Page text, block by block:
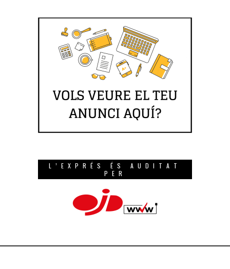
L’EXPRÉS ÉS AUDITAT
PER